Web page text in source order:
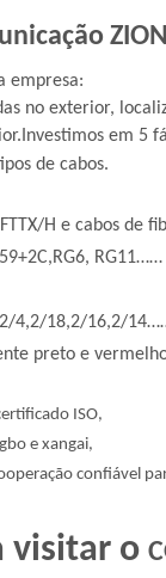
empresa:
no exterior,
Investimos em 5
de cabos.
H e cabos de
RG11……
4,2/18,2/16,2/
preto e
ISO,
e xangai,
confiável
visitar o